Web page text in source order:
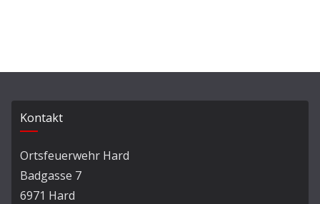
Kontakt
Ortsfeuerwehr Hard
Badgasse 7
6971 Hard